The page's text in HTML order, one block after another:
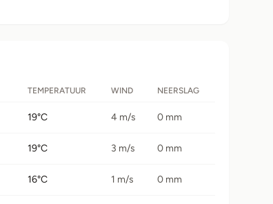
TEMPERATUUR WIND NEERSLAG
19°C 4 m/s 0 mm
19°C 3 m/s 0 mm
16°C 1 m/s 0 mm